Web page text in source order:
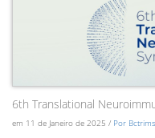
6th Translational
em 11 de Janeiro de 2025 / Por Bctrims